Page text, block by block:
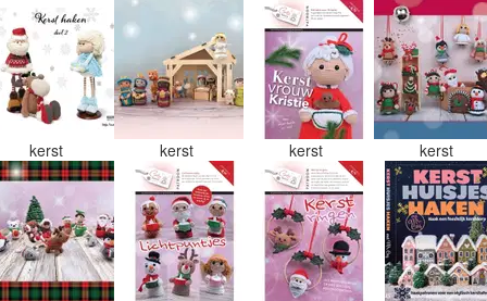
kerst kerst kerst kerst